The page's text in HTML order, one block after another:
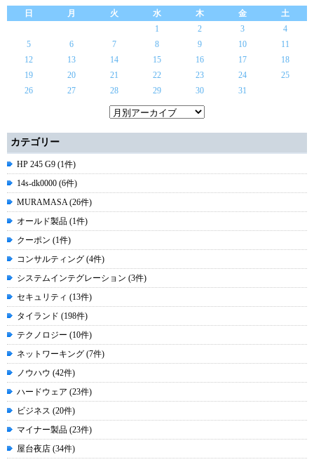
日
月 火 水 木 金
土
1
2 3
4
5
6 7 8 9 10
11
12
13 14 15 16 17
18
19
20 21 22 23 24
25
26
27 28 29 30 31
カテゴリー
HP 245 G9 (1件)
14s-dk0000 (6件)
MURAMASA (26件)
オールド製品 (1件)
クーポン (1件)
コンサルティング (4件)
システムインテグレーション (3件)
セキュリティ (13件)
タイランド (198件)
テクノロジー (10件)
ネットワーキング (7件)
ノウハウ (42件)
ハードウェア (23件)
ビジネス (20件)
マイナー製品 (23件)
屋台夜店 (34件)